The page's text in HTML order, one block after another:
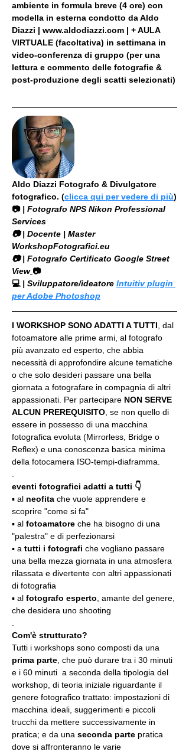
ambiente in formula breve (4 ore) con
modella in esterna condotto da Aldo
Diazzi | www.aldodiazzi.com | + AULA
VIRTUALE (facoltativa) in settimana in
video-conferenza di gruppo (per una
lettura e commento delle fotografie &
post-produzione degli scatti selezionati)
Aldo Diazzi Fotografo & Divulgatore
fotografico. (clicca qui per vedere di più)
📷 | Fotografo NPS Nikon Professional
Services
​📷 | Docente | Master
WorkshopFotografici.eu
📷 | Fotografo Certificato Google Street
View 📷
💻 | Sviluppatore/ideatore Intuitiv plugin
per Adobe Photoshop
I WORKSHOP SONO ADATTI A TUTTI , dal
fotoamatore alle prime armi, al fotografo
più avanzato ed esperto, che abbia
necessità di approfondire alcune tematiche
o che solo desideri passare una bella
giornata a fotografare in compagnia di altri
appassionati. Per partecipare NON SERVE
ALCUN PREREQUISITO , se non quello di
essere in possesso di una macchina
fotografica evoluta (Mirrorless, Bridge o
Reflex) e una conoscenza basica minima
della fotocamera ISO-tempi-diaframma.
eventi fotografici adatti a tutti 👇
▪️ al neofita che vuole apprendere e
scoprire "come si fa"
▪️ al fotoamatore che ha bisogno di una
"palestra" e di perfezionarsi
▪️ a tutti i fotografi che vogliano passare
una bella mezza giornata in una atmosfera
rilassata e divertente con altri appassionati
di fotografia
▪️ al fotografo esperto , amante del genere,
che desidera uno shooting
Com'è strutturato?
Tutti i workshops sono composti da una
prima parte , che può durare tra i 30 minuti
e i 60 minuti  a seconda della tipologia del
workshop, di teoria iniziale riguardante il
genere fotografico trattato: impostazioni di
macchina ideali, suggerimenti e piccoli
trucchi da mettere successivamente in
pratica; e da una seconda parte pratica
dove si affronteranno le varie